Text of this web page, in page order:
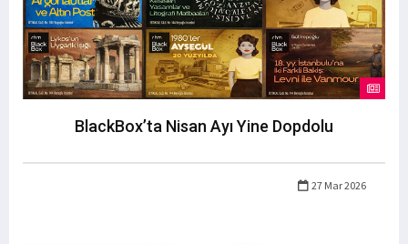
BlackBox’ta Nisan Ayı Yine Dopdolu
27 Mar 2026